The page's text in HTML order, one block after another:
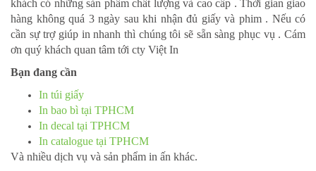
khách có những sản phẩm chất lượng và cao cấp . Thời gian giao
hàng không quá 3 ngày sau khi nhận đủ giấy và phim . Nếu có
cần sự trợ giúp in nhanh thì chúng tôi sẽ sẵn sàng phục vụ . Cám
ơn quý khách quan tâm tới cty Việt In
Bạn đang cần
In túi giấy
In bao bì tại TPHCM
In decal tại TPHCM
In catalogue tại TPHCM
Và nhiều dịch vụ và sản phẩm in ấn khác.